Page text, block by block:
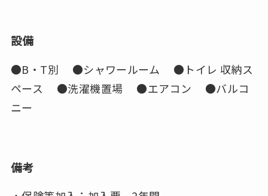
設備
●B・T別 ●シャワールーム ●トイレ 収納ス
ペース ●洗濯機置場 ●エアコン ●バルコ
ニー
備考